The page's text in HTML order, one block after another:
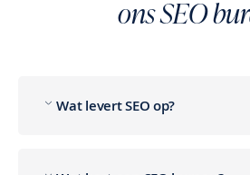
ons SEO
Wat levert SEO op?